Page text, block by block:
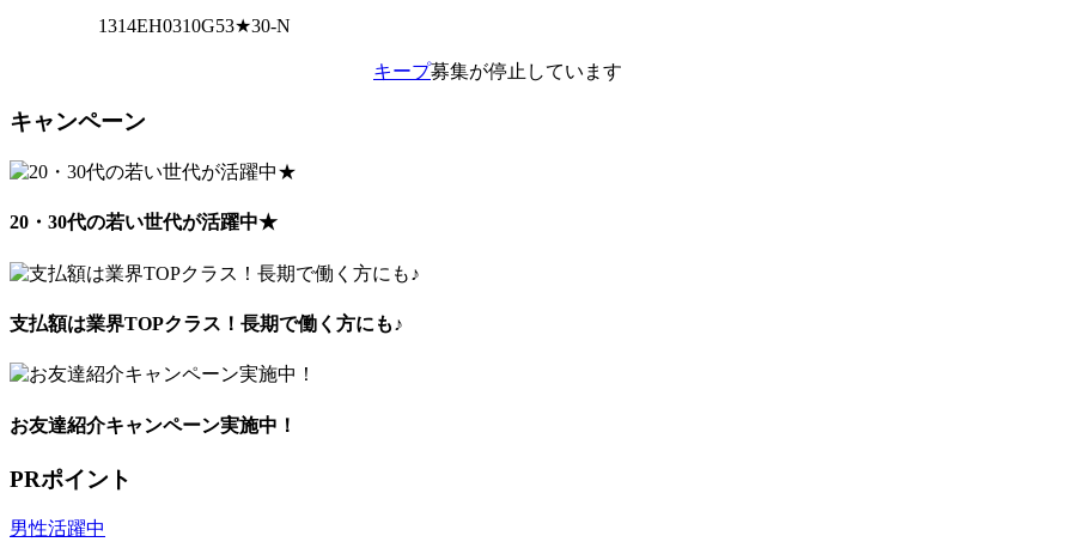
1314EH0310G53★30-N
キープ募集が停止しています
キャンペーン
20・30代の若い世代が活躍中★
支払額は業界TOPクラス！長期で働く方にも♪
お友達紹介キャンペーン実施中！
PRポイント
男性活躍中